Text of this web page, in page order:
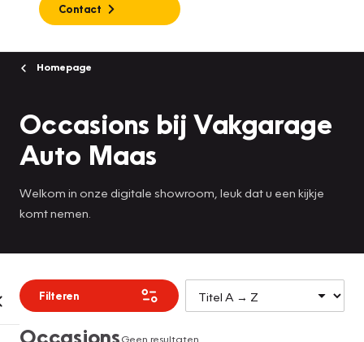
Contact
Homepage
Occasions bij Vakgarage
Auto Maas
Welkom in onze digitale showroom, leuk dat u een kijkje
komt nemen.
Filteren
OccasionsGeen resultaten